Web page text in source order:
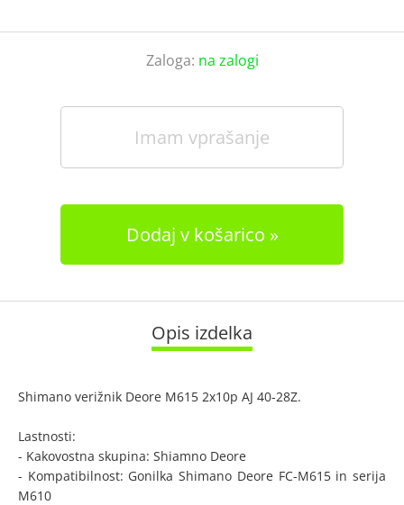
Zaloga: na zalogi
Imam vprašanje
Dodaj v košarico
Opis izdelka
Shimano verižnik Deore M615 2x10p AJ 40-28Z.
Lastnosti:
- Kakovostna skupina: Shiamno Deore
- Kompatibilnost: Gonilka Shimano Deore FC-M615 in serija
M610